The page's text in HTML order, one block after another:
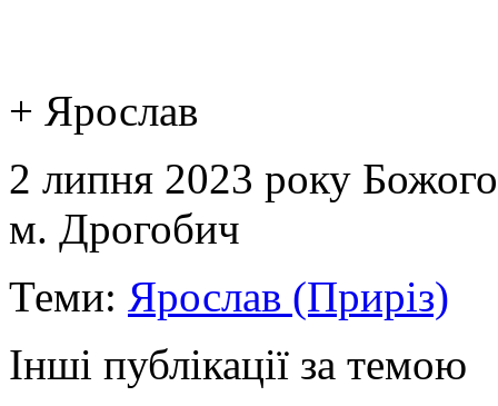
+ Ярослав
2 липня 2023 року
м. Дрогобич
Теми: Ярослав (Приріз)
Інші публікації за темою